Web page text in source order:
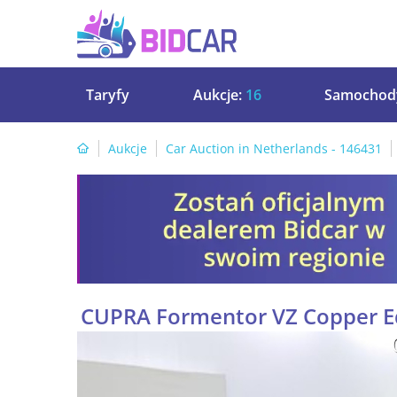
Taryfy Aukcje: 16
Aukcje Car Auction in Netherlands - 146431
CUPRA Formentor VZ Copper